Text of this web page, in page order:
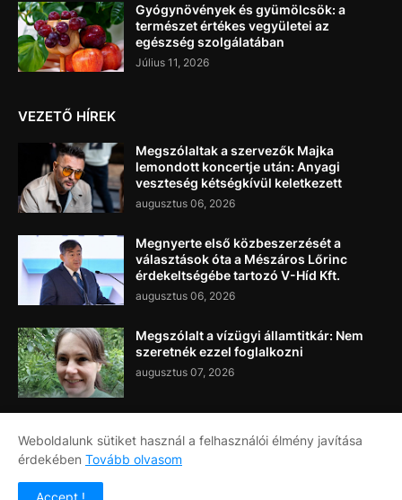
Gyógynövények és gyümölcsök: a
természet értékes vegyületei az
egészség szolgálatában
Július 11, 2026
VEZETŐ HÍREK
Megszólaltak a szervezők Majka
lemondott koncertje után: Anyagi
veszteség kétségkívül keletkezett
augusztus 06, 2026
Megnyerte első közbeszerzését a
választások óta a Mészáros Lőrinc
érdekeltségébe tartozó V-Híd Kft.
augusztus 06, 2026
Megszólalt a vízügyi államtitkár: Nem
szeretnék ezzel foglalkozni
augusztus 07, 2026
Címlap Rólunk
Weboldalunk sütiket használ a felhasználói élmény javítása
érdekében Tovább olvasom
Accept !